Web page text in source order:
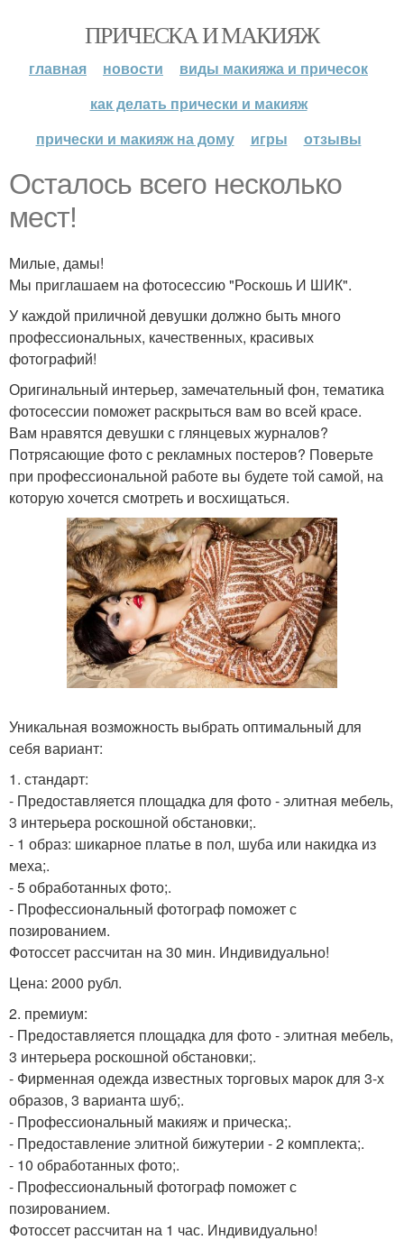
ПРИЧЕСКА И МАКИЯЖ
главная новости
виды макияжа и причесок
как делать прически и макияж
прически и макияж на дому
игры отзывы
Осталось всего несколько
мест!
Милые, дамы!
Мы приглашаем на фотосессию "Роскошь И ШИК".
У каждой приличной девушки должно быть много
профессиональных, качественных, красивых
фотографий!
Оригинальный интерьер, замечательный фон, тематика
фотосессии поможет раскрыться вам во всей красе.
Вам нравятся девушки с глянцевых журналов?
Потрясающие фото с рекламных постеров? Поверьте
при профессиональной работе вы будете той самой, на
которую хочется смотреть и восхищаться.
Уникальная возможность выбрать оптимальный для
себя вариант:
1. стандарт:
- Предоставляется площадка для фото - элитная мебель,
3 интерьера роскошной обстановки;.
- 1 образ: шикарное платье в пол, шуба или накидка из
меха;.
- 5 обработанных фото;.
- Профессиональный фотограф поможет с
позированием.
Фотоссет рассчитан на 30 мин. Индивидуально!
Цена: 2000 рубл.
2. премиум:
- Предоставляется площадка для фото - элитная мебель,
3 интерьера роскошной обстановки;.
- Фирменная одежда известных торговых марок для 3-х
образов, 3 варианта шуб;.
- Профессиональный макияж и прическа;.
- Предоставление элитной бижутерии - 2 комплекта;.
- 10 обработанных фото;.
- Профессиональный фотограф поможет с
позированием.
Фотоссет рассчитан на 1 час. Индивидуально!